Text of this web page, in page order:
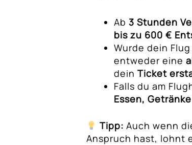
Ab3 Stunden
bis zu 600 €
Wurde dein
entweder eine
deinTicket
Falls du am
Essen,
Tipp: Auch wenn
Anspruch hast, lohnt